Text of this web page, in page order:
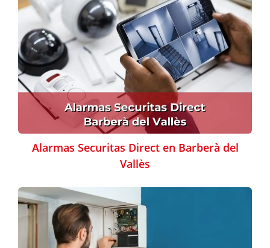
Alarmas Securitas Direct en Barberà del
Vallès